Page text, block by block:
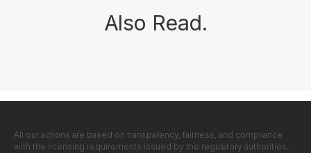
Also Read.
All our actions are based on transparency, fairness, and compliance
with the licensing requirements issued by the regulatory authorities.